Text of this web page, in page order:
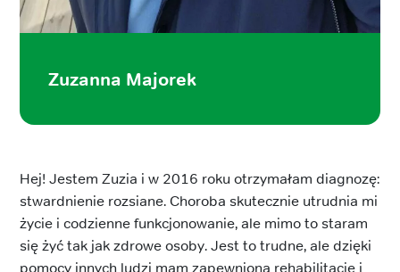
Zuzanna Majorek
Hej! Jestem Zuzia i w 2016 roku otrzymałam diagnozę:
stwardnienie rozsiane. Choroba skutecznie utrudnia mi
życie i codzienne funkcjonowanie, ale mimo to staram
się żyć tak jak zdrowe osoby. Jest to trudne, ale dzięki
pomocy innych ludzi mam zapewnioną rehabilitację i